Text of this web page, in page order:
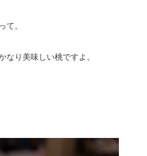
て。
なり美味しい桃ですよ。